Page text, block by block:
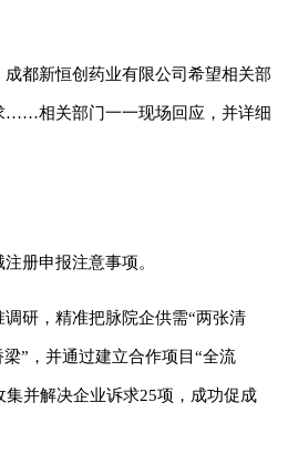
都新恒创药业有限公司希望相关部
……相关部门一一现场回应，并详细
册申报注意事项。
研，精准把脉院企供需“两张清
”，并通过建立合作项目“全流
并解决企业诉求25项，成功促成